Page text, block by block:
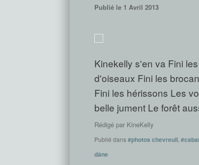
Publié le 1 Avril 2013
Kinekelly s'en va Fini
d'oiseaux Fini les
Fini les hérissons Les
belle jument Le forêt
Rédigé par KineKelly
Publié dans#photos chevreuil
dâne